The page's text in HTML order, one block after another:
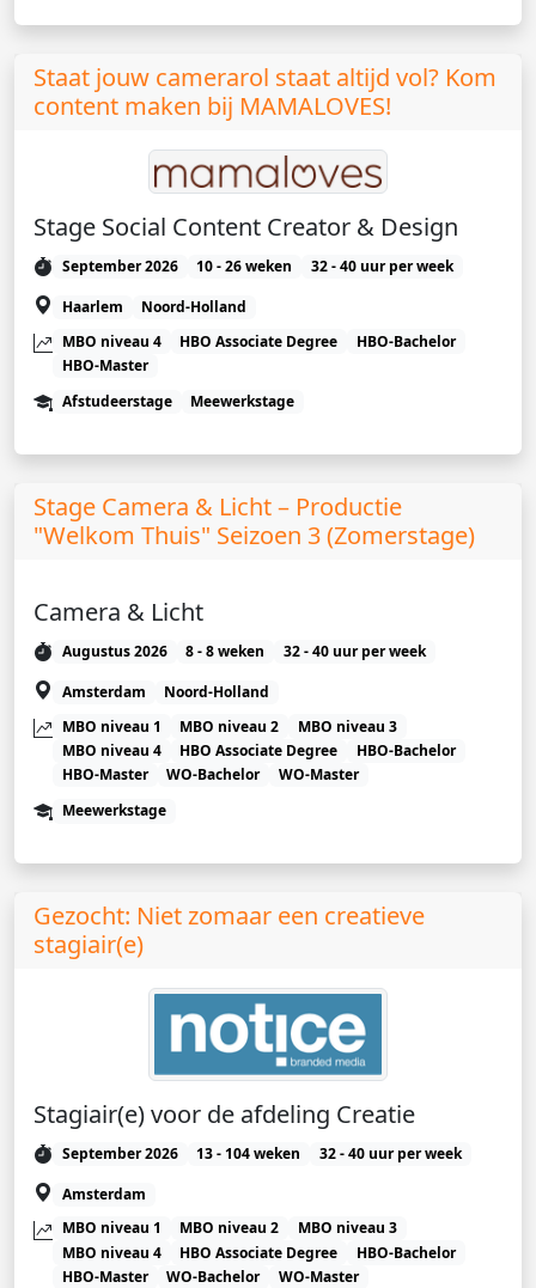
Staat jouw camerarol staat altijd vol? Kom
content maken bij MAMALOVES!
Stage Social Content Creator & Design
September 2026 10 - 26 weken
32 - 40 uur per week
Haarlem
Noord-Holland
MBO niveau 4
HBO Associate Degree
HBO-Bachelor
HBO-Master
Afstudeerstage
Meewerkstage
Stage Camera & Licht – Productie
"Welkom Thuis" Seizoen 3 (Zomerstage)
Camera & Licht
Augustus 2026 8 - 8 weken
32 - 40 uur per week
Amsterdam
Noord-Holland
MBO niveau 1
MBO niveau 2
MBO niveau 3
MBO niveau 4
HBO Associate Degree
HBO-Bachelor
HBO-Master
WO-Bachelor
WO-Master
Meewerkstage
Gezocht: Niet zomaar een creatieve
stagiair(e)
Stagiair(e) voor de afdeling Creatie
September 2026 13 - 104 weken
32 - 40 uur per week
Amsterdam
MBO niveau 1
MBO niveau 2
MBO niveau 3
MBO niveau 4
HBO Associate Degree
HBO-Bachelor
HBO-Master
WO-Bachelor
WO-Master